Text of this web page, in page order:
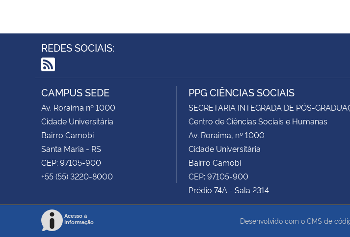
REDES SOCIAIS:
RSS
CAMPUS SEDE
Av. Roraima nº 1000
Cidade Universitária
Bairro Camobi
Santa Maria - RS
CEP: 97105-900
+55 (55) 3220-8000
PPG CIÊNCIAS SOCIAIS
SECRETARIA INTEGRADA DE PÓS-
Centro de Ciências Sociais e Humanas
Av. Roraima, nº 1000
Cidade Universitária
Bairro Camobi
CEP: 97105-900
Prédio 74A - Sala 2314
Acesso à
Informação
Desenvolvido com o CMS de